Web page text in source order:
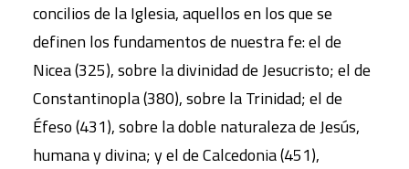
concilios de la Iglesia, aquellos en los que se
definen los fundamentos de nuestra fe: el de
Nicea (325), sobre la divinidad de Jesucristo; el de
Constantinopla (380), sobre la Trinidad; el de
Éfeso (431), sobre la doble naturaleza de Jesús,
humana y divina; y el de Calcedonia (451),